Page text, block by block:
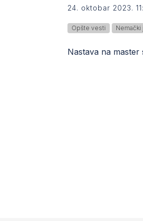
24. oktobar 2023.
Opšte vesti Nemački
Nastava na